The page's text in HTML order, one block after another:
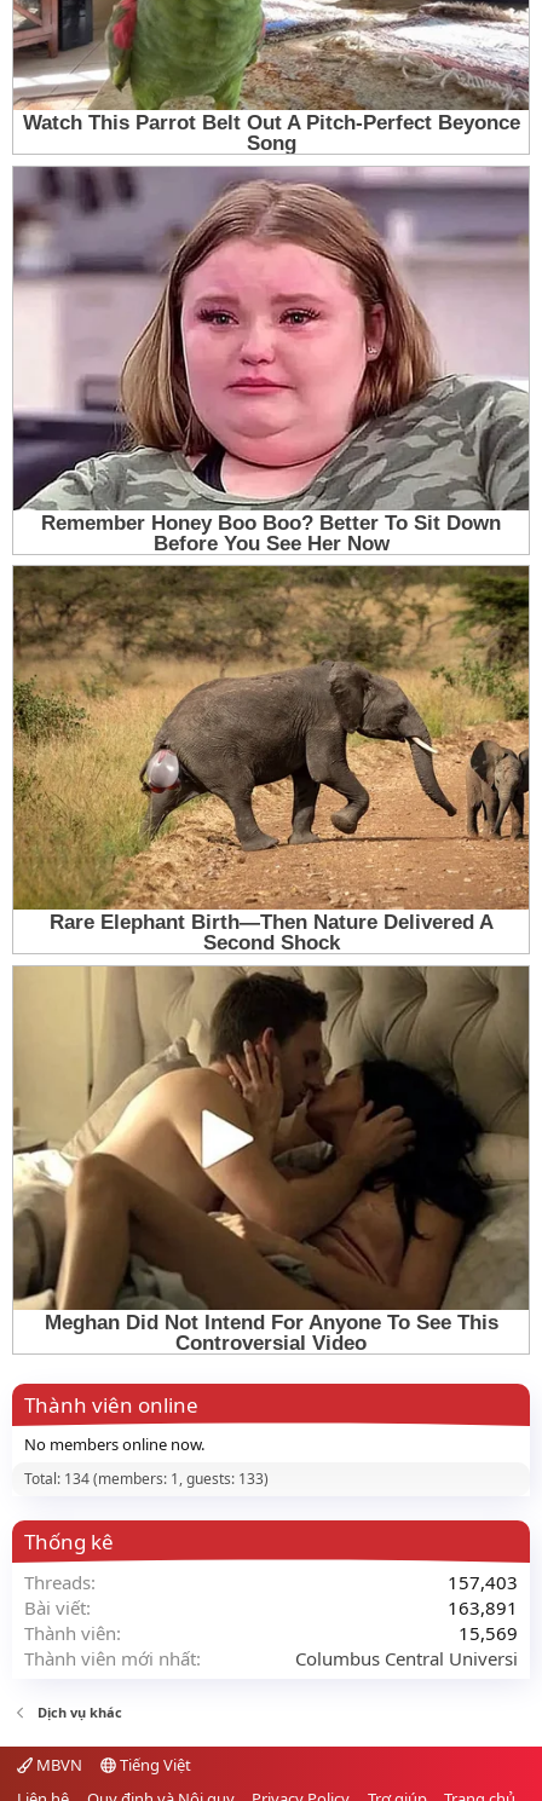
Thành viên online
No members online now.
Total: 134 (members: 1, guests: 133)
Thống kê
Threads
157,403
Bài viết
163,891
Thành viên
15,569
Thành viên mới nhất
Columbus Central Universi
Dịch vụ khác
MBVN
Tiếng Việt